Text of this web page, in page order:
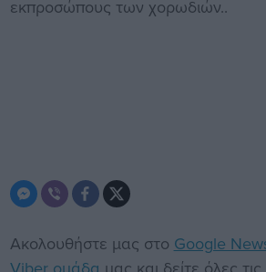
εκπροσώπους των χορωδιών..
Ακολουθήστε μας στο Google